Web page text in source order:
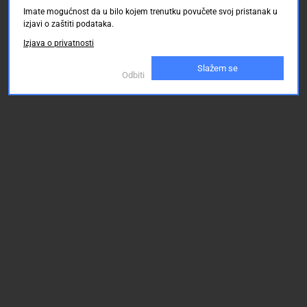
0.00 KM
Imate mogućnost da u bilo kojem trenutku povučete svoj pristanak u
izjavi o zaštiti podataka.
Izjava o privatnosti
Odbiti
Slažem se